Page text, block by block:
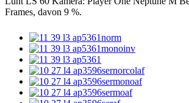
Frames, davon 9 %.